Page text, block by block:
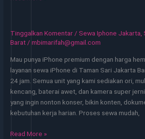
Mulai
45
di
Pancoran
Jakarta
Selatan
Tinggalkan Komentar/ Sewa Iphone Jakarta,
Barat/mbimarifah@gmail.com
Mau punya iPhone premium dengan harga
layanan sewa iPhone di Taman Sari Jakarta
24 jam. Semua unit yang kami sediakan ori,
kencang, baterai awet, dan kamera super
yang ingin nonton konser, bikin konten,
kebutuhan kerja harian. Proses sewa mudah,
Sewa
Read More »